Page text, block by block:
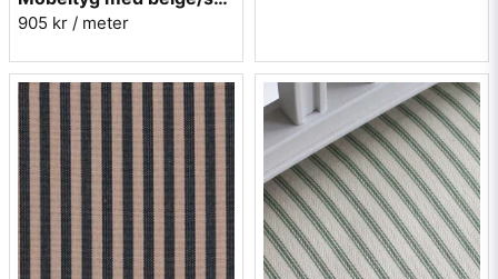
905 kr / meter